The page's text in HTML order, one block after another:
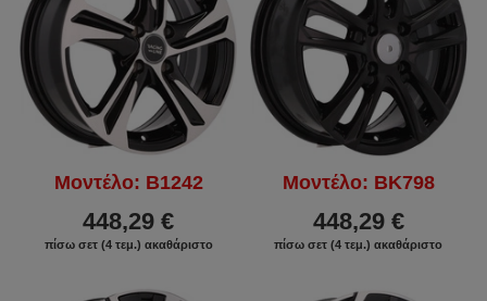
Μοντέλο: B1242
448,29 €
πίσω σετ (4 τεμ.) ακαθάριστο
Μοντέλο: BK798
448,29 €
πίσω σετ (4 τεμ.) ακαθάριστο